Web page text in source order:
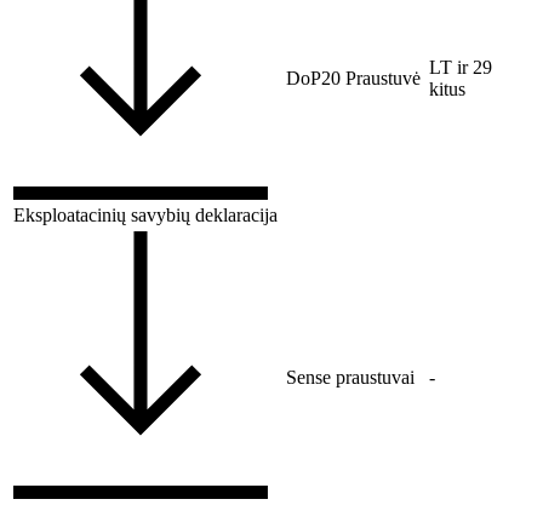
Eksploatacinių savybių deklaracija
DoP20 Praustuvė
LT ir 29
kitus
Sense praustuvai -